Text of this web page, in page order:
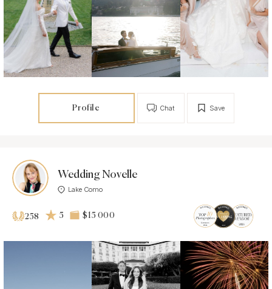
Profile Save
Chat
Wedding Novelle
Lake Como
258 5 $15 000